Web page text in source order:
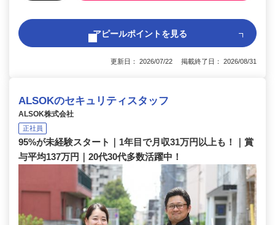
アピールポイントを見る
更新日： 2026/07/22 掲載終了日： 2026/08/31
ALSOKのセキュリティスタッフ
ALSOK株式会社
正社員
95%が未経験スタート｜1年目で月収31万円以上も！｜賞
与平均137万円｜20代30代多数活躍中！